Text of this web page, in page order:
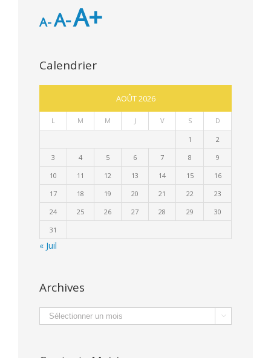
A-A-A+
Calendrier
AOÛT 2026
L M M J V S D
1
2
3
4 5 6 7 8
9
10
11 12 13 14 15
16
17
18 19 20 21 22
23
24
25 26 27 28 29
30
31
« Juil
Archives
Archives 